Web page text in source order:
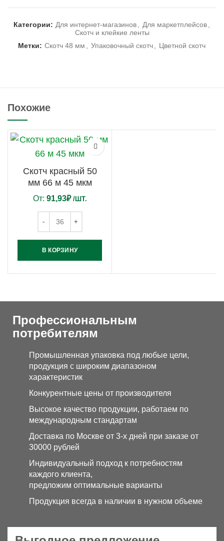
Категории: Для интернет-магазинов Для маркетплейсов
Скотч и клейкие ленты
Метки: Скотч 48 мм Упаковочный скотч Цветной скотч
Похожие
Скотч красный 50
мм 66 м 45 мкм
От: 91,93₽ /ШТ.
В КОРЗИНУ
Профессиональным
потребителям
Промышленная упаковка под любые цели,
продукция с широким диапазоном
характеристик
Конкурентные цены от производителя
Высокое качество продукции, работаем по
международным стандартам
Доставка по Москве от 3-х дней при заказе от
30000 рублей
Индивидуальный подход к потребностям
каждого клиента,
предложим оптимальные варианты
Продукция всегда в наличии в нужном объеме